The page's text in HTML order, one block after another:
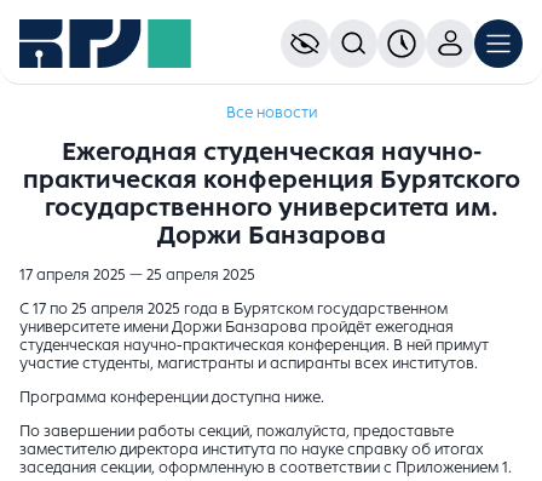
Все новости
Ежегодная студенческая научно-
практическая конференция Бурятского
государственного университета им.
Доржи Банзарова
17 апреля 2025 — 25 апреля 2025
С 17 по 25 апреля 2025 года в Бурятском государственном
университете имени Доржи Банзарова пройдёт ежегодная
студенческая научно-практическая конференция. В ней примут
участие студенты, магистранты и аспиранты всех институтов.
Программа конференции доступна ниже.
По завершении работы секций, пожалуйста, предоставьте
заместителю директора института по науке справку об итогах
заседания секции, оформленную в соответствии с Приложением 1.